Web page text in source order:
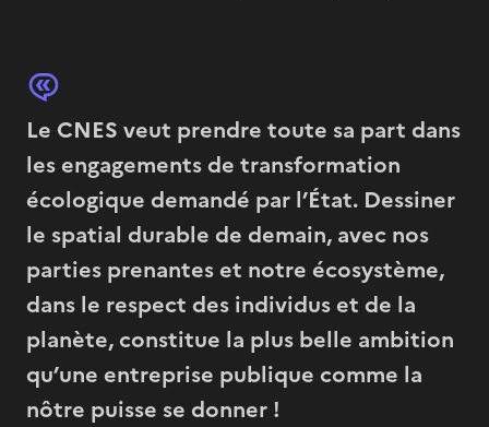
Le CNES veut prendre toute sa part dans
les engagements de transformation
écologique demandé par l’État. Dessiner
le spatial durable de demain, avec nos
parties prenantes et notre écosystème,
dans le respect des individus et de la
planète, constitue la plus belle ambition
qu’une entreprise publique comme la
nôtre puisse se donner !